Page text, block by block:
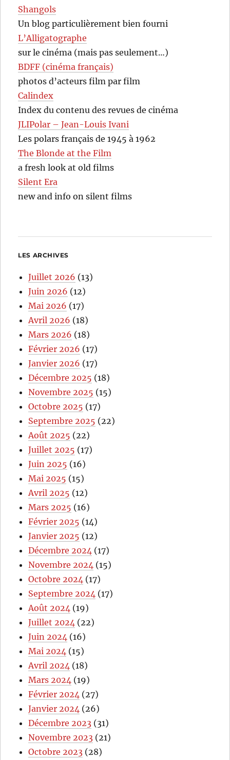
Shangols
Un blog particulièrement bien fourni
L’Alligatographe
sur le cinéma (mais pas seulement…)
BDFF (cinéma français)
photos d’acteurs film par film
Calindex
Index du contenu des revues de cinéma
JLIPolar – Jean-Louis Ivani
Les polars français de 1945 à 1962
The Blonde at the Film
a fresh look at old films
Silent Era
new and info on silent films
LES ARCHIVES
Juillet 2026 (13)
Juin 2026 (12)
Mai 2026 (17)
Avril 2026 (18)
Mars 2026 (18)
Février 2026 (17)
Janvier 2026 (17)
Décembre 2025 (18)
Novembre 2025 (15)
Octobre 2025 (17)
Septembre 2025 (22)
Août 2025 (22)
Juillet 2025 (17)
Juin 2025 (16)
Mai 2025 (15)
Avril 2025 (12)
Mars 2025 (16)
Février 2025 (14)
Janvier 2025 (12)
Décembre 2024 (17)
Novembre 2024 (15)
Octobre 2024 (17)
Septembre 2024 (17)
Août 2024 (19)
Juillet 2024 (22)
Juin 2024 (16)
Mai 2024 (15)
Avril 2024 (18)
Mars 2024 (19)
Février 2024 (27)
Janvier 2024 (26)
Décembre 2023 (31)
Novembre 2023 (21)
Octobre 2023 (28)